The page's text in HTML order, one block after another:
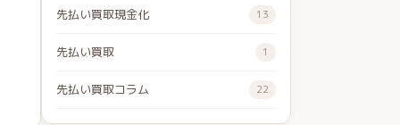
先払い買取現金化 13
先払い買取 1
先払い買取コラム 22